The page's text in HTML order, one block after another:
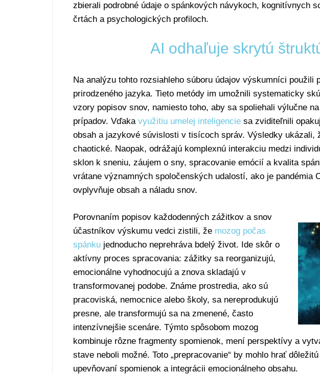
zbierali podrobné údaje o spánkových návykoch, kognitívnych
črtách a psychologických profiloch.
AI odhaľuje skrytú
Na analýzu tohto rozsiahleho súboru údajov výskumníci použili
prirodzeného jazyka. Tieto metódy im umožnili systematicky
vzory popisov snov, namiesto toho, aby sa spoliehali výlučne
prípadov. Vďaka využitiu umelej inteligencie sa zviditeľnili
obsah a jazykové súvislosti v tisícoch správ. Výsledky ukázali,
chaotické. Naopak, odrážajú komplexnú interakciu medzi
sklon k sneniu, záujem o sny, spracovanie emócií a kvalita
vrátane významných spoločenských udalostí, ako je pandémia
ovplyvňuje obsah a náladu snov.
Porovnaním popisov každodenných zážitkov a snov
účastníkov výskumu vedci zistili, že mozog počas
spánku jednoducho neprehráva bdelý život. Ide skôr o
aktívny proces spracovania: zážitky sa reorganizujú,
emocionálne vyhodnocujú a znova skladajú v
transformovanej podobe. Známe prostredia, ako sú
pracoviská, nemocnice alebo školy, sa nereprodukujú
presne, ale transformujú sa na zmenené, často
intenzívnejšie scenáre. Týmto spôsobom mozog
kombinuje rôzne fragmenty spomienok, mení perspektívy a
stave neboli možné. Toto „prepracovanie“ by mohlo hrať
upevňovaní spomienok a integrácii emocionálneho obsahu.